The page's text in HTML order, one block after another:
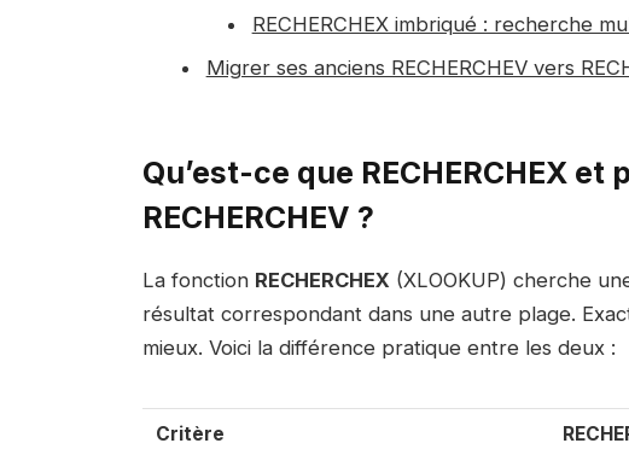
RECHERCHEX imbriqué : recherche
Migrer ses anciens RECHERCHEV vers
Qu’est-ce que RECHERCHEX
RECHERCHEV ?
La fonction RECHERCHEX (XLOOKUP) cherche
résultat correspondant dans une autre plage.
mieux. Voici la différence pratique entre les deux :
Critère